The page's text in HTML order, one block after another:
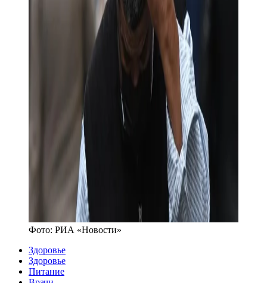
Фото: РИА «Новости»
Здоровье
Здоровье
Питание